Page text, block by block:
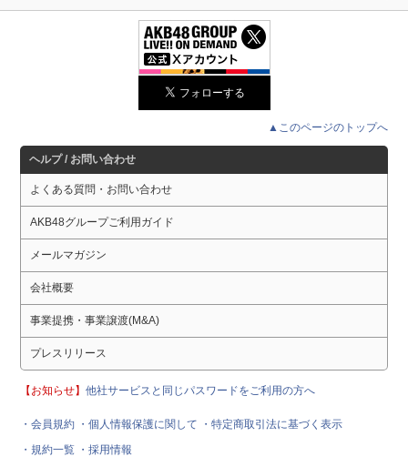
▲このページのトップへ
ヘルプ / お問い合わせ
よくある質問・お問い合わせ
AKB48グループご利用ガイド
メールマガジン
会社概要
事業提携・事業譲渡(M&A)
プレスリリース
【お知らせ】他社サービスと同じパスワードをご利用の方へ
・会員規約 ・個人情報保護に関して
・特定商取引法に基づく表示
・規約一覧 ・採用情報